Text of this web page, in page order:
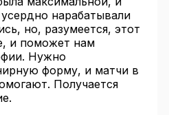
нарабатывали
но, разумеется, этот
и поможет нам
Нужно
форму, и матчи в
Получается